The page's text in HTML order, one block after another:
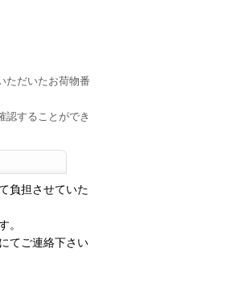
ただいたお荷物番
認することができ
負担させていた
。
にてご連絡下さい